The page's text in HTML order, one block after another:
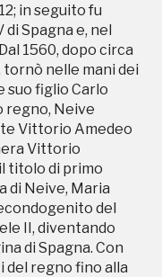
in seguito fu
di Spagna e, nel
1560, dopo circa
tornò nelle mani dei
suo figlio Carlo
regno, Neive
Vittorio Amedeo
Vittorio
titolo di primo
di Neive, Maria
del
II, diventando
di Spagna. Con
del regno fino alla
questo